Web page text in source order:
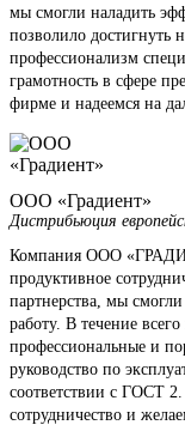
мы смогли наладить
позволило достигнуть
профессионализм
грамотность в сфере
фирме и надеемся на
ООО «Градиент»
Дистрибьюция
Компания ООО
продуктивное
партнерства, мы
работу. В течение
профессиональные и
руководство по
соответствии с ГОСТ
сотрудничество и